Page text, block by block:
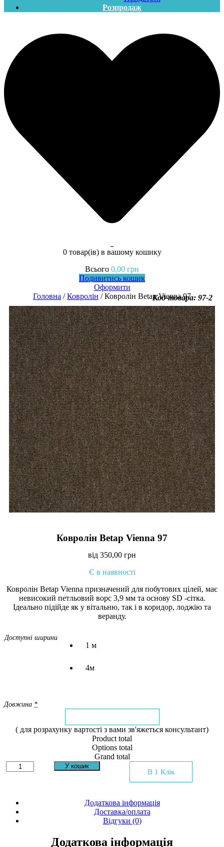
Розпродаж
0 товар(ів)в вашому кошику
Всього 0,00 грн
Подивитись кошик
Оформити
Головна /Ковролін / Ковролін Betap Vienna 97
Код-товара: 97-2
Ковролін Betap Vienna 97
від 350,00 грн
Є в наявності
Ковролін Betap Vienna призначений для побутових цілей, має
невисокий петльовий ворс 3,9 мм та основу SD -сітка.
Ідеально підійде як у вітальню, так і в коридор, лоджію та
веранду.
Доступні ширини
1 м
4м
Довжина *
( для розрахунку вартості з вами зв'яжеться консультант)
Product total
Options total
Grand total
Ковролін
Betap
кількість
У кошик
В 1 Клік
Додаткова інформація
Доставка/оплата
Відгуки (0)
Додаткова інформація